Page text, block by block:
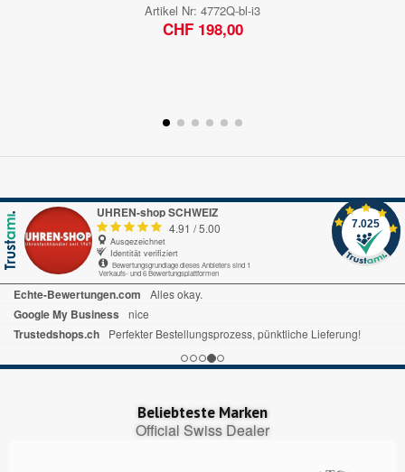
Artikel Nr: 4772Q-bl-i3
CHF 198,00
UHREN-shop SCHWEIZ
4.91 /5.00
Ausgezeichnet
Identität verifiziert
Bewertungsgrundlage dieses Anbieters sind 1
Verkaufs- und 6 Bewertungsplattformen
7.025
Echte-Bewertungen.com Alles okay.
Google My Business nice
Trustedshops.ch Perfekter Bestellungsprozess, pünktliche Lieferung!
Beliebteste Marken
Official Swiss Dealer